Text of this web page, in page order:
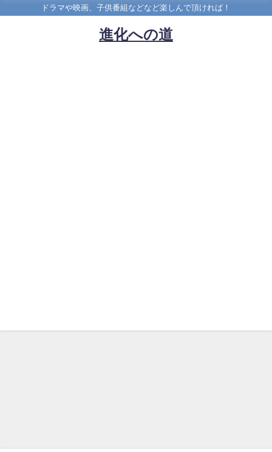
ドラマや映画、子供番組などなど楽しんで頂ければ！
進化への道